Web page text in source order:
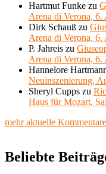
Hartmut Funke zu
Arena di Verona, 6.
Dirk Schauß zu
Arena di Verona, 6.
P. Jahreis zu
Arena di Verona, 6.
Hannelore
Neuinszenierung,
Sheryl Cupps zu
Haus für Mozart,
mehr aktuelle Kommentare
Beliebte